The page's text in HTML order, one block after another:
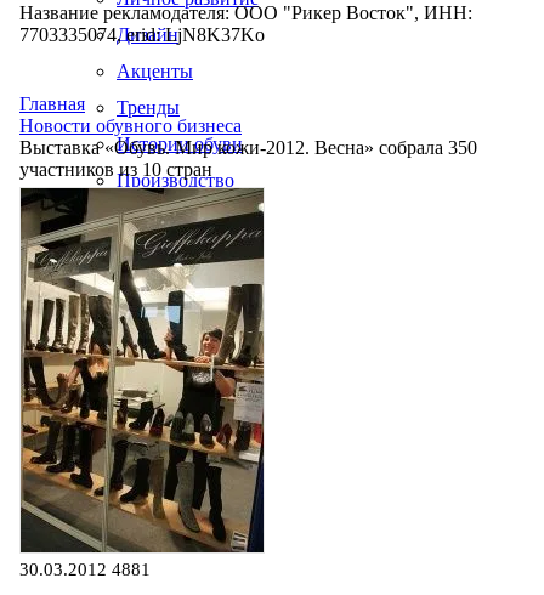
Дизайн
Акценты
Тренды
Истории обуви
Производство
Название рекламодателя: ООО "Рикер Восток", ИНН:
7703335074, erid: LjN8K37Ko
Главная
Новости обувного бизнеса
Выставка «Обувь. Мир кожи-2012. Весна» собрала 350
участников из 10 стран
30.03.2012 4881